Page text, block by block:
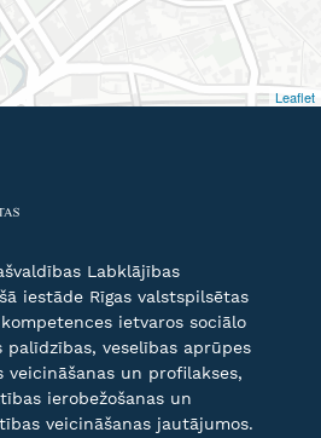
Leaflet
Labklājības
iestāde Rīgas valstspilsētas
ietvaros sociālo
palīdzības, veselības aprūpes
veicināšanas un profilakses,
ierobežošanas un
veicināšanas jautājumos.